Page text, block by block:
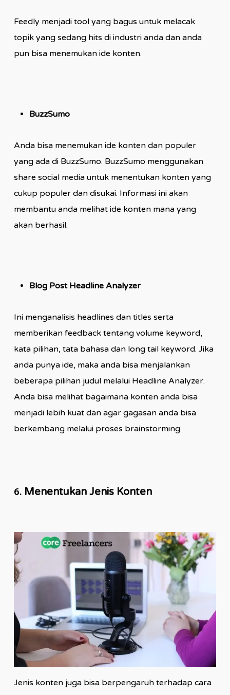
Feedly menjadi tool yang bagus untuk melacak
topik yang sedang hits di industri anda dan anda
pun bisa menemukan ide konten.
BuzzSumo
Anda bisa menemukan ide konten dan populer
yang ada di BuzzSumo. BuzzSumo menggunakan
share social media untuk menentukan konten yang
cukup populer dan disukai. Informasi ini akan
membantu anda melihat ide konten mana yang
akan berhasil.
Blog Post Headline Analyzer
Ini menganalisis headlines dan titles serta
memberikan feedback tentang volume keyword,
kata pilihan, tata bahasa dan long tail keyword. Jika
anda punya ide, maka anda bisa menjalankan
beberapa pilihan judul melalui Headline Analyzer.
Anda bisa melihat bagaimana konten anda bisa
menjadi lebih kuat dan agar gagasan anda bisa
berkembang melalui proses brainstorming.
6. Menentukan Jenis Konten
Jenis konten juga bisa berpengaruh terhadap cara